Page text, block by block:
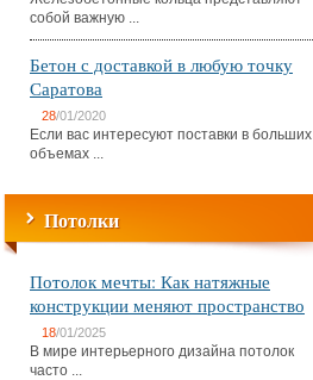
собой важную ...
Бетон с доставкой в любую точку
Саратова
28/01/2020
Если вас интересуют поставки в больших
объемах ...
Потолки
Потолок мечты: Как натяжные
конструкции меняют пространство
18/01/2025
В мире интерьерного дизайна потолок
часто ...